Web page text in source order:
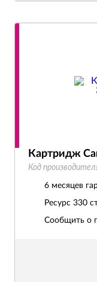
Картридж
Код
6 месяцев
Ресурс 330
Сообщить о